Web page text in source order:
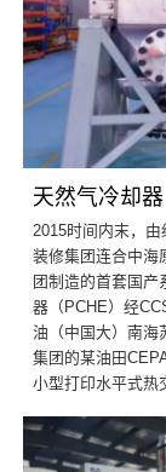
天然气冷却器
2015时间内末，
装修集团连合中海
团制造的首套国产
器（PCHE）经
油（中国大）南海
集团的某油田
小型打印水平式热